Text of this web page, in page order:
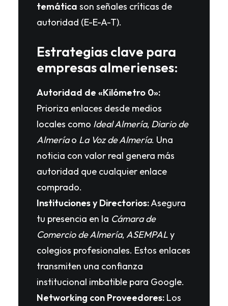
temática son señales críticas de
autoridad (E-E-A-T).
Estrategias clave para
empresas almerienses:
Autoridad de «Kilómetro 0»:
Prioriza enlaces desde medios
locales como Ideal Almería, Diario de
Almeríao La Voz de Almería. Una
noticia con valor real genera más
autoridad que cualquier enlace
comprado.
Instituciones y Directorios:Asegura
tu presencia en la Cámara de
Comercio de Almería, ASEMPALy
colegios profesionales. Estos enlaces
transmiten una confianza
institucional imbatible para Google.
Networking con Proveedores: Los